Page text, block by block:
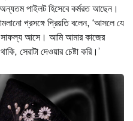
পাইলট হিসেবে কর্মরত আছেন।
প্রসঙ্গে প্রিয়তি বলেন, ‘আসলে যে
সাফল্য আসে। আমি আমার কাজের
সেরাটা দেওয়ার চেষ্টা করি।’